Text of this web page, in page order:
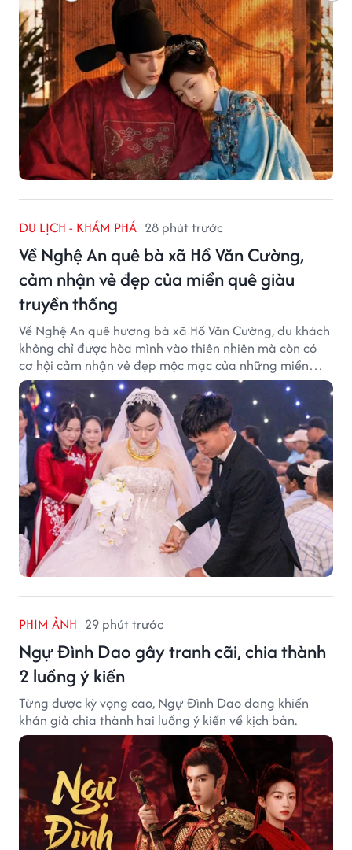
DU LỊCH - KHÁM PHÁ 28 phút trước
Về Nghệ An quê bà xã Hồ Văn Cường,
cảm nhận vẻ đẹp của miền quê giàu
truyền thống
Về Nghệ An quê hương bà xã Hồ Văn Cường, du khách
không chỉ được hòa mình vào thiên nhiên mà còn có
cơ hội cảm nhận vẻ đẹp mộc mạc của những miền
quê giàu truyền thống.
PHIM ẢNH 29 phút trước
Ngự Đình Dao gây tranh cãi, chia thành
2 luồng ý kiến
Từng được kỳ vọng cao, Ngự Đình Dao đang khiến
khán giả chia thành hai luồng ý kiến về kịch bản.